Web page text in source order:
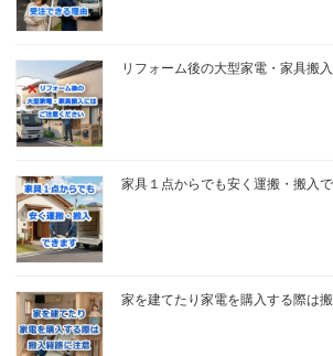
リフォーム後の大型家電・家具搬
家具１点からでも安く運搬・搬入
家を建てたり家電を購入する際は